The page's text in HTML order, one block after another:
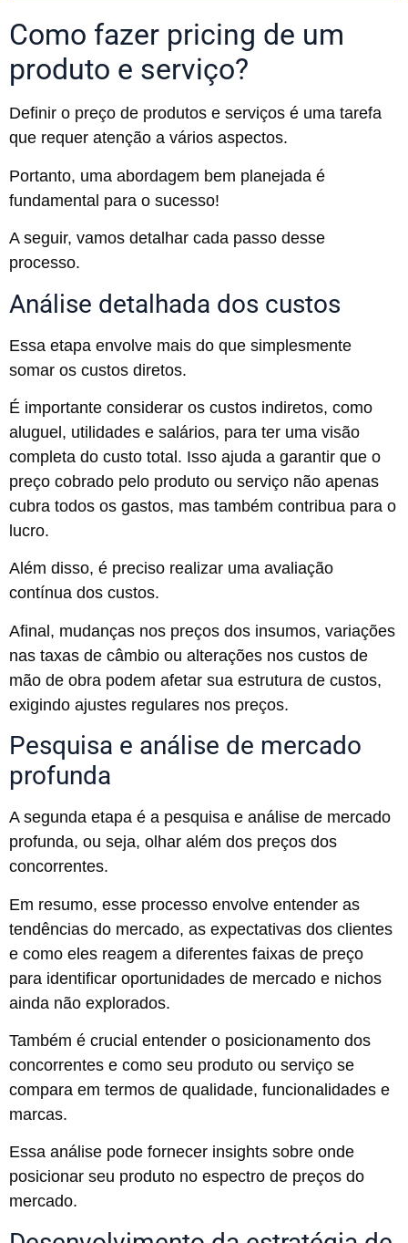
Como fazer pricing de um
produto e serviço?
Definir o preço de produtos e serviços é uma tarefa
que requer atenção a vários aspectos.
Portanto, uma abordagem bem planejada é
fundamental para o sucesso!
A seguir, vamos detalhar cada passo desse
processo.
Análise detalhada dos custos
Essa etapa envolve mais do que simplesmente
somar os custos diretos.
É importante considerar os custos indiretos, como
aluguel, utilidades e salários, para ter uma visão
completa do custo total. Isso ajuda a garantir que o
preço cobrado pelo produto ou serviço não apenas
cubra todos os gastos, mas também contribua para o
lucro.
Além disso, é preciso realizar uma avaliação
contínua dos custos.
Afinal, mudanças nos preços dos insumos, variações
nas taxas de câmbio ou alterações nos custos de
mão de obra podem afetar sua estrutura de custos,
exigindo ajustes regulares nos preços.
Pesquisa e análise de mercado
profunda
A segunda etapa é a pesquisa e análise de mercado
profunda, ou seja, olhar além dos preços dos
concorrentes.
Em resumo, esse processo envolve entender as
tendências do mercado, as expectativas dos clientes
e como eles reagem a diferentes faixas de preço
para identificar oportunidades de mercado e nichos
ainda não explorados.
Também é crucial entender o posicionamento dos
concorrentes e como seu produto ou serviço se
compara em termos de qualidade, funcionalidades e
marcas.
Essa análise pode fornecer insights sobre onde
posicionar seu produto no espectro de preços do
mercado.